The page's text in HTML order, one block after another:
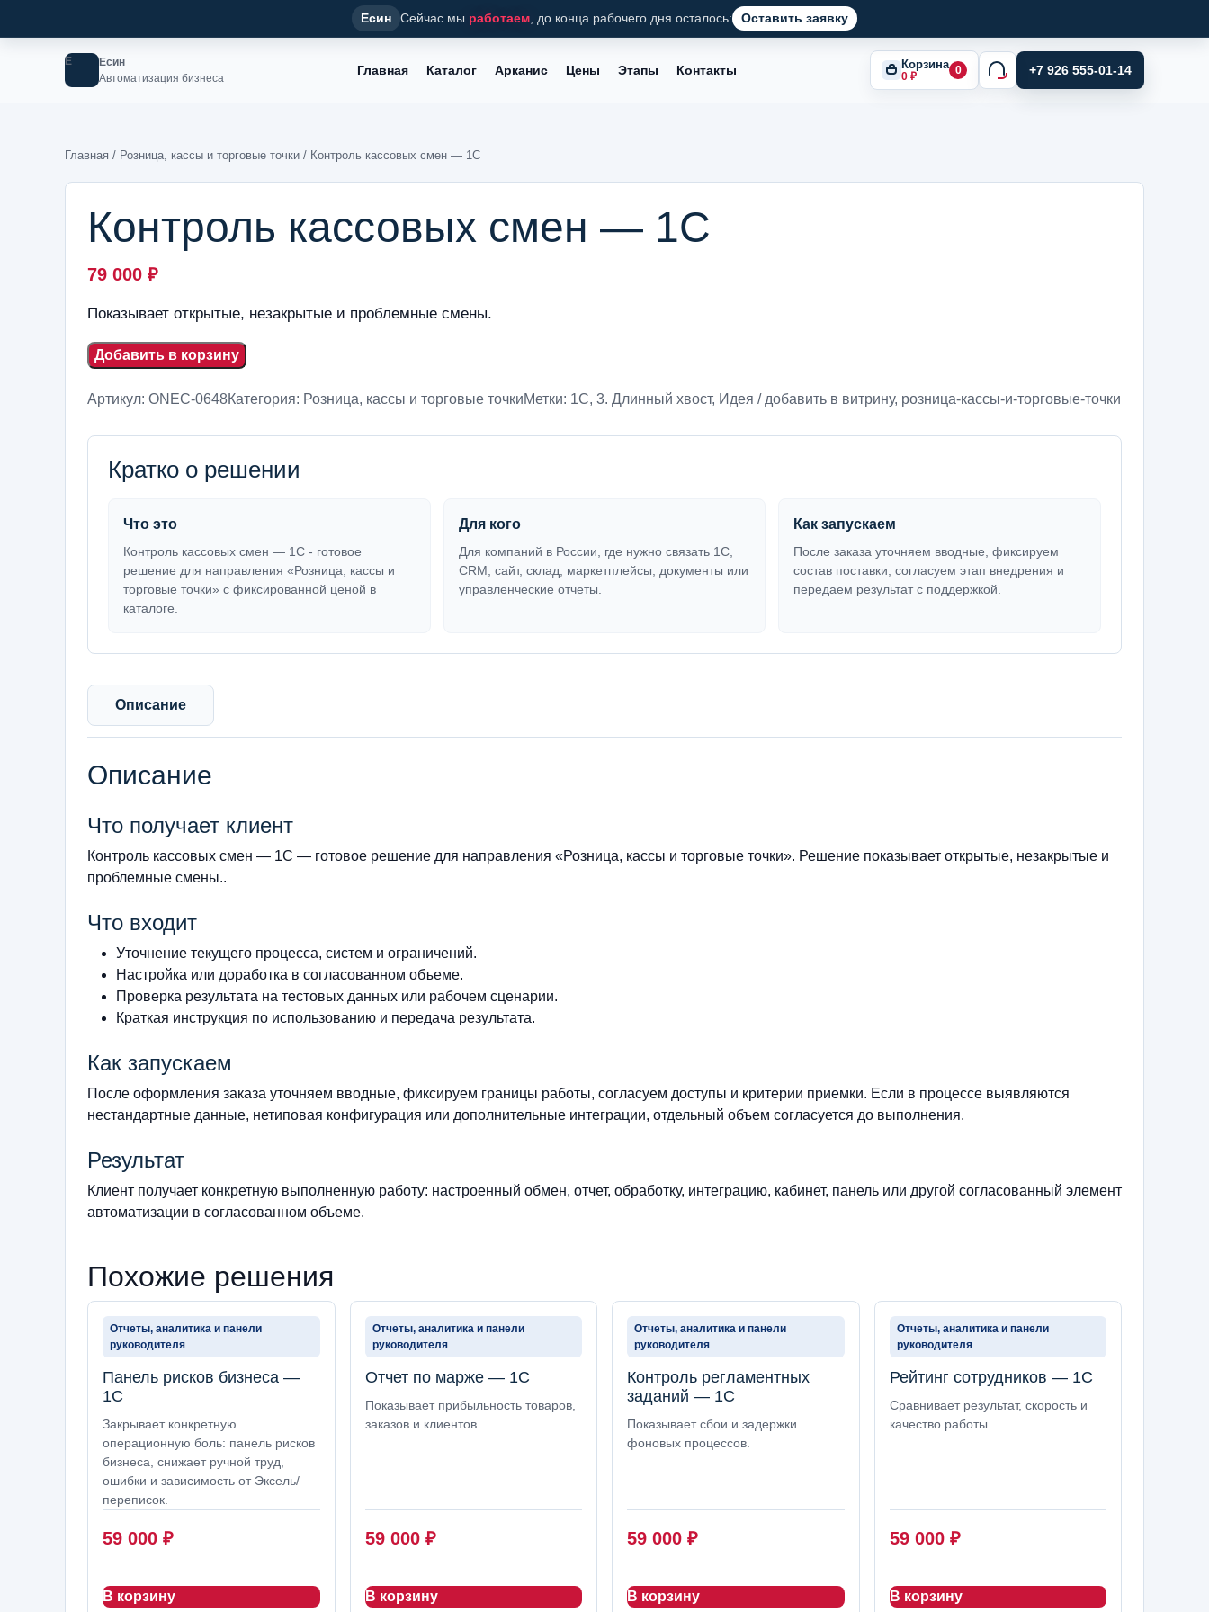
Есин Сейчас мы работаем , до конца рабочего дня осталось: Оставить заявку
Е
Есин
Автоматизация бизнеса
Главная Каталог Арканис Цены Этапы Контакты Корзина
0 ₽ 0 +7 926 555-01-14
Главная / Розница, кассы и торговые точки / Контроль кассовых смен — 1С
Контроль кассовых смен — 1С
79 000 ₽
Показывает открытые, незакрытые и проблемные смены.
Добавить в корзину
Артикул: ONEC-0648Категория: Розница, кассы и торговые точкиМетки: 1С, 3. Длинный хвост, Идея / добавить в витрину, розница-кассы-и-торговые-точки
Кратко о решении
Что это
Контроль кассовых смен — 1С - готовое
решение для направления «Розница, кассы и
торговые точки» с фиксированной ценой в
каталоге.
Для кого
Для компаний в России, где нужно связать 1С,
CRM, сайт, склад, маркетплейсы, документы или
управленческие отчеты.
Как запускаем
После заказа уточняем вводные, фиксируем
состав поставки, согласуем этап внедрения и
передаем результат с поддержкой.
Описание
Описание
Что получает клиент
Контроль кассовых смен — 1С — готовое решение для направления «Розница, кассы и торговые точки». Решение показывает открытые, незакрытые и
проблемные смены..
Что входит
Уточнение текущего процесса, систем и ограничений.
Настройка или доработка в согласованном объеме.
Проверка результата на тестовых данных или рабочем сценарии.
Краткая инструкция по использованию и передача результата.
Как запускаем
После оформления заказа уточняем вводные, фиксируем границы работы, согласуем доступы и критерии приемки. Если в процессе выявляются
нестандартные данные, нетиповая конфигурация или дополнительные интеграции, отдельный объем согласуется до выполнения.
Результат
Клиент получает конкретную выполненную работу: настроенный обмен, отчет, обработку, интеграцию, кабинет, панель или другой согласованный элемент
автоматизации в согласованном объеме.
Похожие решения
Отчеты, аналитика и панели
руководителя
Панель рисков бизнеса —
1С
Закрывает конкретную
операционную боль: панель рисков
бизнеса, снижает ручной труд,
ошибки и зависимость от Эксель/
переписок.
59 000 ₽
В корзину
Отчеты, аналитика и панели
руководителя
Отчет по марже — 1С
Показывает прибыльность товаров,
заказов и клиентов.
59 000 ₽
В корзину
Отчеты, аналитика и панели
руководителя
Контроль регламентных
заданий — 1С
Показывает сбои и задержки
фоновых процессов.
59 000 ₽
В корзину
Отчеты, аналитика и панели
руководителя
Рейтинг сотрудников — 1С
Сравнивает результат, скорость и
качество работы.
59 000 ₽
В корзину